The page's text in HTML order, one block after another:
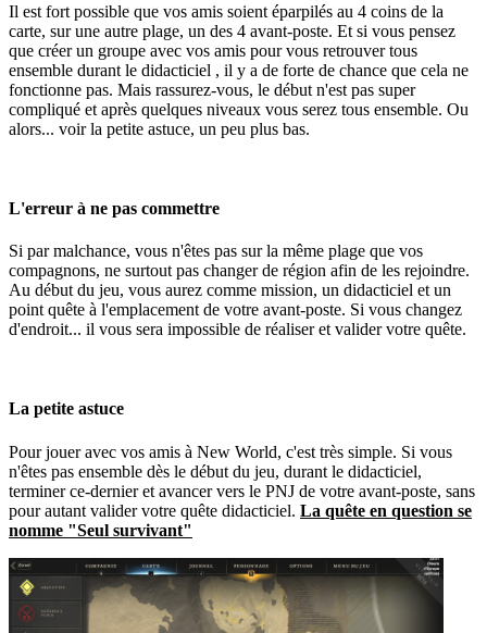
Il est fort possible que vos amis soient éparpilés au 4 coins de la
carte, sur une autre plage, un des 4 avant-poste. Et si vous pensez
que créer un groupe avec vos amis pour vous retrouver tous
ensemble durant le didacticiel , il y a de forte de chance que cela ne
fonctionne pas. Mais rassurez-vous, le début n'est pas super
compliqué et après quelques niveaux vous serez tous ensemble. Ou
alors... voir la petite astuce, un peu plus bas.
L'erreur à ne pas commettre
Si par malchance, vous n'êtes pas sur la même plage que vos
compagnons, ne surtout pas changer de région afin de les rejoindre.
Au début du jeu, vous aurez comme mission, un didacticiel et un
point quête à l'emplacement de votre avant-poste. Si vous changez
d'endroit... il vous sera impossible de réaliser et valider votre quête.
La petite astuce
Pour jouer avec vos amis à New World, c'est très simple. Si vous
n'êtes pas ensemble dès le début du jeu, durant le didacticiel,
terminer ce-dernier et avancer vers le PNJ de votre avant-poste, sans
pour autant valider votre quête didacticiel. La quête en question se
nomme "Seul survivant"